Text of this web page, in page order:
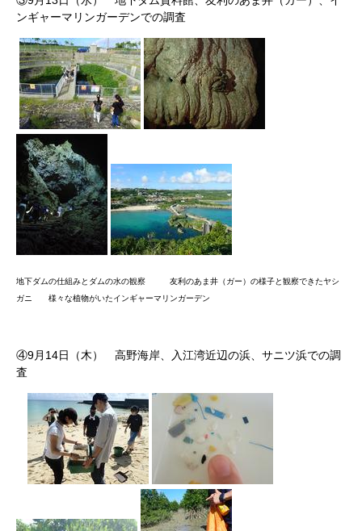
ンギャーマリンガーデンでの調査
地下ダムの仕組みとダムの水の観察 友利のあま井（ガー）の様子と観察できたヤシ
ガニ 様々な植物がいたインギャーマリンガーデン
④9月 14日（木） 高野海岸、入江湾近辺の浜、サニツ浜での調
査